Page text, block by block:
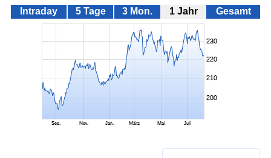
Intraday 5 Tage 3 Mon. 1 Jahr Gesamt